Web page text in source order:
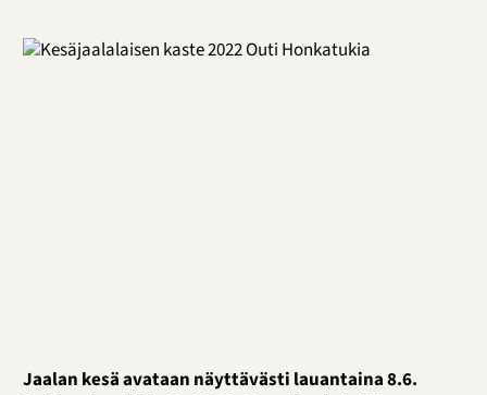
Jaalan kesä avataan näyttävästi lauantaina 8.6.